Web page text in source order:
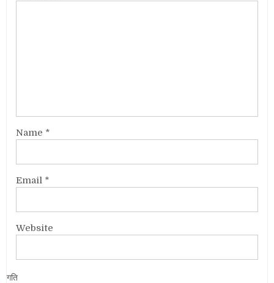
Name *
Email *
Website
गति